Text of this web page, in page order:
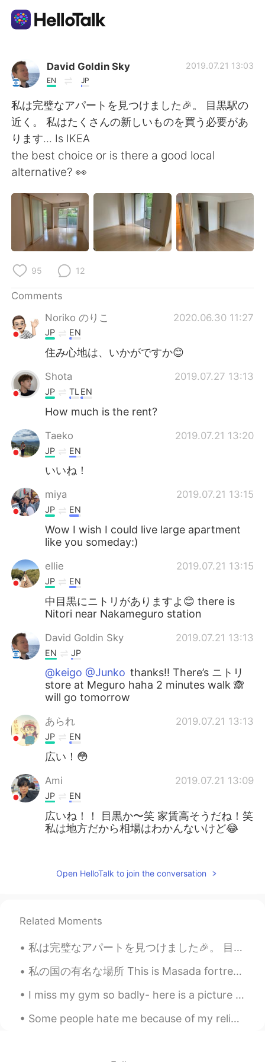
AI Grammar Checker
English
简体中文
Español العربية
Français Deutsch
日本語
Русский
Indonesia
Türkçe Tiếng Việt
Português
David Goldin Sky
EN JP
2019.07.21 13:03
私は完璧なアパートを見つけました🎉。 目黒駅の
近く。 私はたくさんの新しいものを買う必要があ
ります... Is IKEA
the best choice or is there a good local
alternative? 👀
95 12
Comments
Noriko のりこ
2020.06.30 11:27
JP EN
住み心地は、いかがですか😊
Shota 2019.07.27 13:13
JP TL EN
How much is the rent?
Taeko 2019.07.21 13:20
JP EN
いいね！
miya 2019.07.21 13:15
JP EN
Wow I wish I could live large apartment
like you someday:)
ellie 2019.07.21 13:15
JP EN
中目黒にニトリがありますよ😊 there is
Nitori near Nakameguro station
David Goldin Sky 2019.07.21 13:13
EN JP
@keigo @Junko thanks!! There’s ニトリ
store at Meguro haha 2 minutes walk 🙈
will go tomorrow
あられ 2019.07.21 13:13
JP EN
広い！😳
Ami 2019.07.21 13:09
JP EN
広いね！！ 目黒か〜笑 家賃高そうだね！笑
私は地方だから相場はわかんないけど😂
JP KR
looks so nice room
keigo 2019.07.21 13:04
おー！良さそうな部屋！ 家具を買うならニ
トリなんかもいいですよ〜
Open HelloTalk to join the conversation
Related Moments
私は完璧なアパートを見つけました🎉。 目黒駅の近く。 私はたくさんの新しいものを買う必要があります... Is IKEA the best choice or is there a good l...
私の国の有名な場所 This is Masada fortress in the Judean Desert. 🇮🇱 This historical site is one of Israel...
I miss my gym so badly- here is a picture from good times when I was able to go to the gym. What...
Some people hate me because of my religion and the country that I come from... I think it’s rude ...